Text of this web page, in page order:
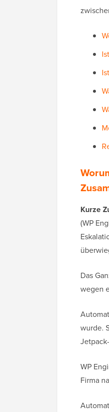
Kurze
(WP
Das
wegen
wurde.
WP
Firma